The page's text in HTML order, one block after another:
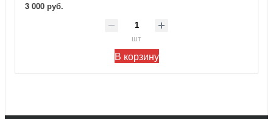
3 000 руб.
шт
В корзину